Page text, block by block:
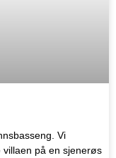
Vi
på en sjenerøs